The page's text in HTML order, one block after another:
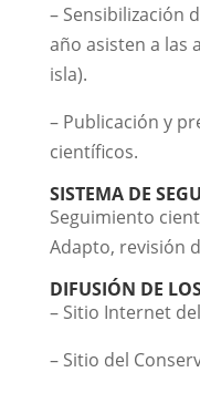
– Sensibilización
año asisten a las
isla).
– Publicación y
científicos.
SISTEMA DE
Seguimiento
Adapto, revisión
DIFUSIÓN DE
– Sitio Internet
– Sitio del